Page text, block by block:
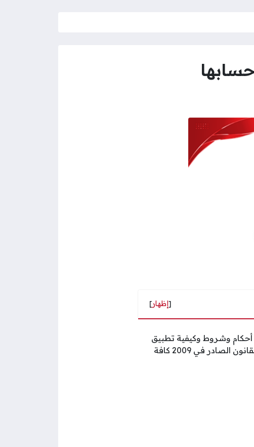
[إظهار]
عام 2009، حيث تضمن القانون أحكام وشروط وكيفية تطبيق
ضريبة الدخل على أنواع الشركات الخاضعة للضريبة في سلطنة عمان، حيث جمع القانون الصادر في 2009 كافة